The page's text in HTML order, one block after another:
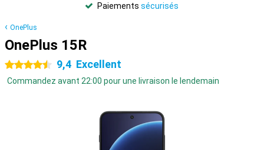
Paiements sécurisés
OnePlus
OnePlus 15R
4.5 étoiles 9,4 Excellent
Commandez avant 22:00 pour une livraison le lendemain